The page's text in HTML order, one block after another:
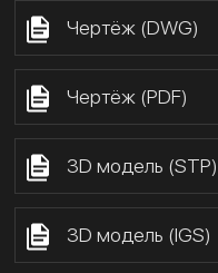
Чертёж (DWG)
Чертёж (PDF)
3D модель (STP)
3D модель (IGS)